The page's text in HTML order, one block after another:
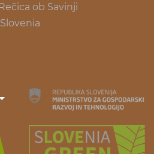
ob Savinji
Slovenia